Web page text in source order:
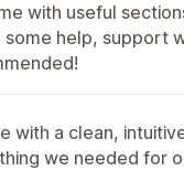
with useful
some help, support
with a clean,
we needed for